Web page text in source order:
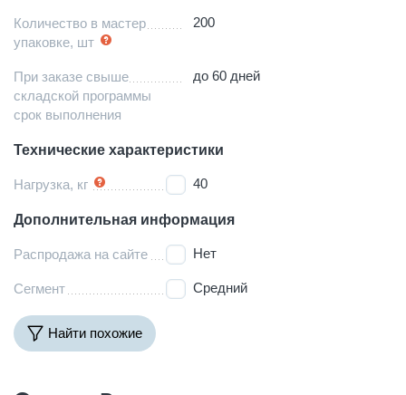
Количество в мастер
упаковке, шт
200
При заказе свыше
складской программы
срок выполнения
до 60 дней
Технические характеристики
Нагрузка, кг 40
Дополнительная информация
Распродажа на сайте Нет
Сегмент Средний
Найти похожие